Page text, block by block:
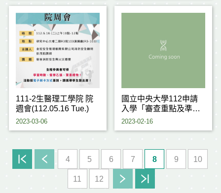
111-2生醫理工學院 院
週會(112.05.16 Tue.)
2023-03-06
國立中央大學112申請
入學「審查重點及準備
指引」與「考生須知」
2023-02-16
4 5 6 7 8 9 10
11 12